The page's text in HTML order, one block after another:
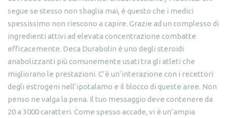
segue se stesso non sbaglia mai, è questo che i medici
spessissimo non riescono a capire. Grazie ad un complesso di
ingredienti attivi ad elevata concentrazione combatte
efficacemente. Deca Durabolin è uno degli steroidi
anabolizzanti più comunemente usati tra gli atleti che
migliorano le prestazioni. C’è un’interazione con i recettori
degli estrogeni nell’ipotalamo e il blocco di queste aree. Non
penso ne valga la pena. Il tuo messaggio deve contenere da
20 a 3000 caratteri. Come spesso accade, vi è un’ampia